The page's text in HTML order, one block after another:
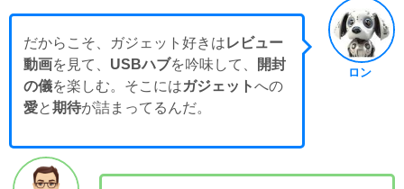
ロン
だからこそ、ガジェット好きはレビュー
動画を見て、 USBハブを吟味して、
開封
の儀を楽しむ。そこにはガジェットへの
愛と期待が詰まってるんだ。